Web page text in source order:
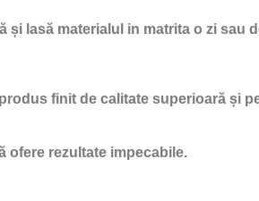
și lasă materialul in matrita o zi sau
finit de calitate superioară și
ofere rezultate impecabile.